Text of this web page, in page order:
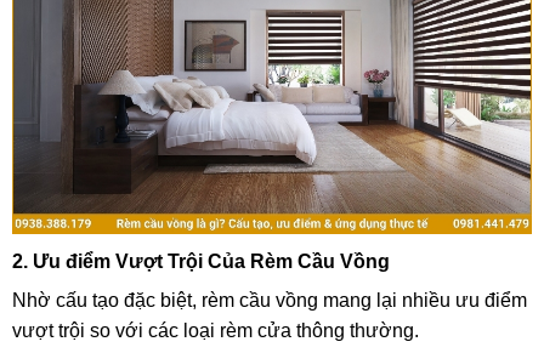
2. Ưu điểm Vượt Trội Của Rèm Cầu Vồng
Nhờ cấu tạo đặc biệt, rèm cầu vồng mang lại nhiều ưu điểm
vượt trội so với các loại rèm cửa thông thường.